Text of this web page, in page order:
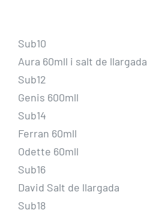
Sub10
Aura 60mll i salt de llargada
Sub12
Genis 600mll
Sub14
Ferran 60mll
Odette 60mll
Sub16
David Salt de llargada
Sub18